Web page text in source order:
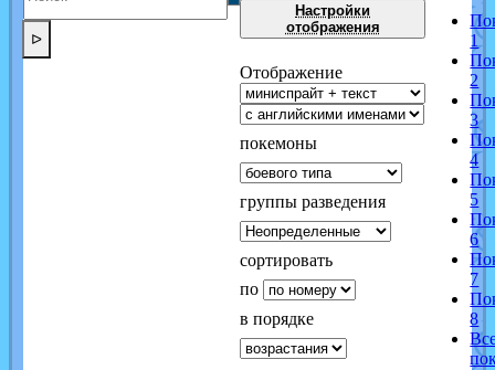
ᐅ
Настройки
отображения
Отображение
покемоны
группы разведения
сортировать
по
в порядке
1
2
3
4
5
6
7
8